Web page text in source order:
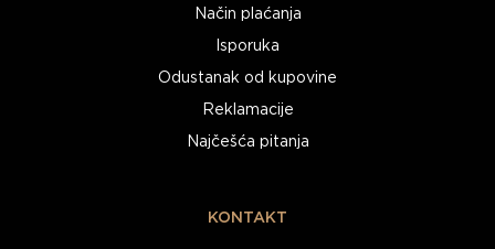
Način plaćanja
Isporuka
Odustanak od kupovine
Reklamacije
Najčešća pitanja
KONTAKT